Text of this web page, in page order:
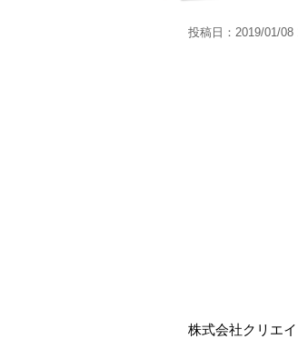
投稿日：2019/01/08
株式会社クリエ